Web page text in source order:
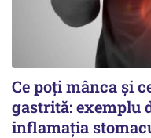
Ce poți mânca și
gastrită: exemplu
inflamația